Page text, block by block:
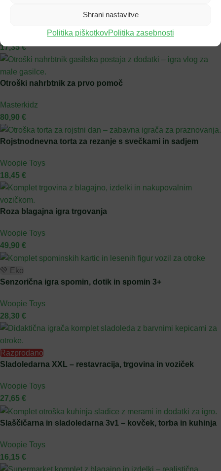
Shrani nastavitve
Politika piškotkovPolitika zasebnosti
Marmorna cevna steza – 113 delov
17,35€
Otroški nahrbtnik za prvo pomoč
Masterkidz
80,90 €
Rojstnodnevna torta za rezanje s svečkami in sadjem
Woopie Toys
18,45 €
Roza blagajna igra trgovanja
Woopie Toys
49,90 €
💚 Eko
Senzorična igra spomin, dotik in spomin 3+
Woopie Toys
28,30 €
Razprodano
Sladoledarna XXL – restavracija, trgovina in voziček
Woopie Toys
27,65 €
Slaščičarna in sladoledarna 3v1 – kovček, torba in kuhinja
Woopie Toys
16,15 €